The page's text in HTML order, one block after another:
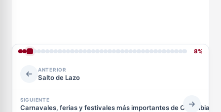
8%
ANTERIOR
Salto de Lazo
SIGUIENTE
Carnavales, ferias y festivales más importantes de Colombia